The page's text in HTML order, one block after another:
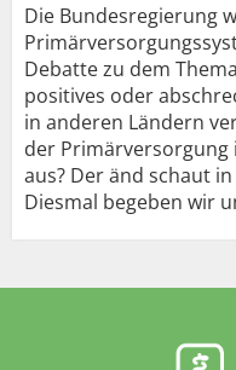
Die Bundesregierung
Debatte zu dem
positives oder
in anderen Ländern
der Primärversorgung
aus? Der änd schaut
Diesmal begeben wir